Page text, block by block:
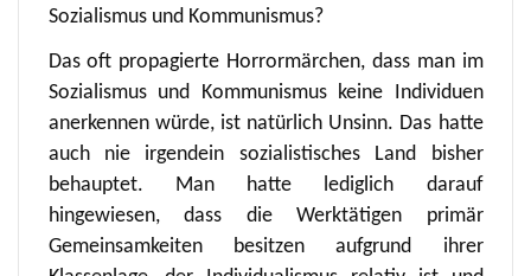
Sozialismus und Kommunismus?
Das oft propagierte Horrormärchen, dass man im
Sozialismus und Kommunismus keine Individuen
anerkennen würde, ist natürlich Unsinn. Das hatte
auch nie irgendein sozialistisches Land bisher
behauptet. Man hatte lediglich darauf
hingewiesen, dass die Werktätigen primär
Gemeinsamkeiten besitzen aufgrund ihrer